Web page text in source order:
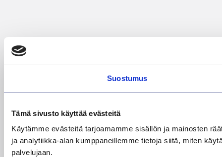
Suostumus
Tämä sivusto käyttää evästeitä
Käytämme evästeitä tarjoamamme sisällön ja mainosten
ja analytiikka-alan kumppaneillemme tietoja siitä, miten
palvelujaan.